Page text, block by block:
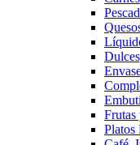
Frutas
Platos